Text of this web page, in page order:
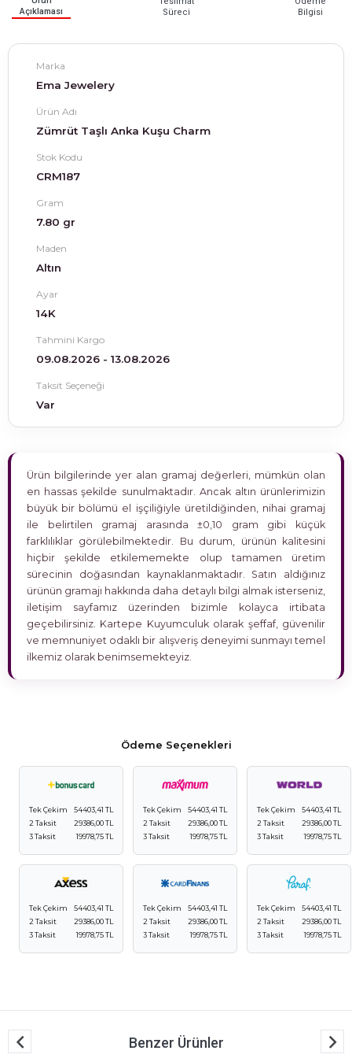
Açıklaması
Süreci
Bilgisi
Marka
Ema Jewelery
Ürün Adı
Zümrüt Taşlı Anka Kuşu Charm
Stok Kodu
CRM187
Gram
7.80 gr
Maden
Altın
Ayar
14K
Tahmini Kargo
09.08.2026 - 13.08.2026
Taksit Seçeneği
Var
Ürün bilgilerinde yer alan gramaj değerleri, mümkün olan
en hassas şekilde sunulmaktadır. Ancak altın ürünlerimizin
büyük bir bölümü el işçiliğiyle üretildiğinden, nihai gramaj
ile belirtilen gramaj arasında ±0,10 gram gibi küçük
farklılıklar görülebilmektedir. Bu durum, ürünün kalitesini
hiçbir şekilde etkilememekte olup tamamen üretim
sürecinin doğasından kaynaklanmaktadır. Satın aldığınız
ürünün gramajı hakkında daha detaylı bilgi almak isterseniz,
iletişim sayfamız üzerinden bizimle kolayca irtibata
geçebilirsiniz. Kartepe Kuyumculuk olarak şeffaf, güvenilir
ve memnuniyet odaklı bir alışveriş deneyimi sunmayı temel
ilkemiz olarak benimsemekteyiz.
Ödeme Seçenekleri
Tek Çekim
54403,41 TL
2 Taksit
29386,00 TL
3 Taksit
19978,75 TL
Tek Çekim
54403,41 TL
2 Taksit
29386,00 TL
3 Taksit
19978,75 TL
Tek Çekim
54403,41 TL
2 Taksit
29386,00 TL
3 Taksit
19978,75 TL
Tek Çekim
54403,41 TL
2 Taksit
29386,00 TL
3 Taksit
19978,75 TL
Tek Çekim
54403,41 TL
2 Taksit
29386,00 TL
3 Taksit
19978,75 TL
Tek Çekim
54403,41 TL
2 Taksit
29386,00 TL
3 Taksit
19978,75 TL
Benzer Ürünler